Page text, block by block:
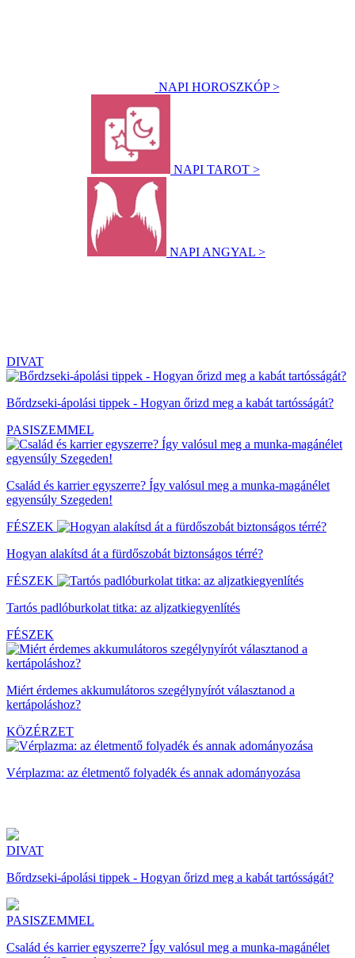
NAPI HOROSZKÓP >
NAPI TAROT >
NAPI ANGYAL >
DIVAT
Bőrdzseki-ápolási tippek - Hogyan őrizd meg a kabát tartósságát?
PASISZEMMEL
Család és karrier egyszerre? Így valósul meg a munka-magánélet
egyensúly Szegeden!
FÉSZEK
Hogyan alakítsd át a fürdőszobát biztonságos térré?
FÉSZEK
Tartós padlóburkolat titka: az aljzatkiegyenlítés
FÉSZEK
Miért érdemes akkumulátoros szegélynyírót választanod a
kertápoláshoz?
KÖZÉRZET
Vérplazma: az életmentő folyadék és annak adományozása
DIVAT
Bőrdzseki-ápolási tippek - Hogyan őrizd meg a kabát tartósságát?
PASISZEMMEL
Család és karrier egyszerre? Így valósul meg a munka-magánélet